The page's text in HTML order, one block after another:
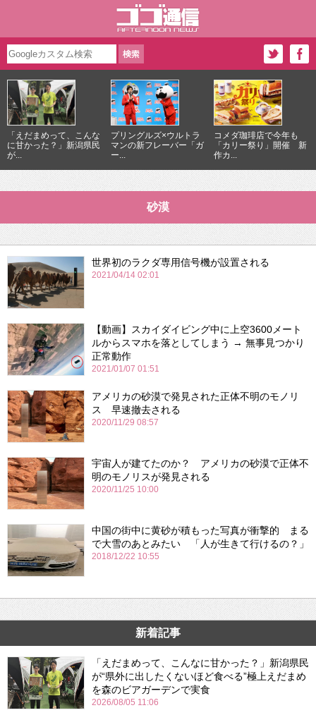
「えだまめって、こんな
に甘かった？」新潟県民
が...
プリングルズ×ウルトラ
マンの新フレーバー「ガ
ー...
コメダ珈琲店で今年も
「カリー祭り」開催 新
作カ...
砂漠
世界初のラクダ専用信号機が設置される
2021/04/14 02:01
【動画】スカイダイビング中に上空3600メート
ルからスマホを落としてしまう → 無事見つかり
正常動作
2021/01/07 01:51
アメリカの砂漠で発見された正体不明のモノリ
ス 早速撤去される
2020/11/29 08:57
宇宙人が建てたのか？ アメリカの砂漠で正体不
明のモノリスが発見される
2020/11/25 10:00
中国の街中に黄砂が積もった写真が衝撃的 まる
で大雪のあとみたい 「人が生きて行けるの？」
2018/12/22 10:55
新着記事
「えだまめって、こんなに甘かった？」新潟県民
が“県外に出したくないほど食べる”極上えだまめ
を森のビアガーデンで実食
2026/08/05 11:06